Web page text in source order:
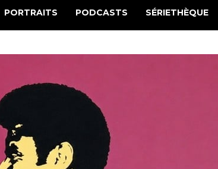
PORTRAITS PODCASTS SÉRIETHÈQUE